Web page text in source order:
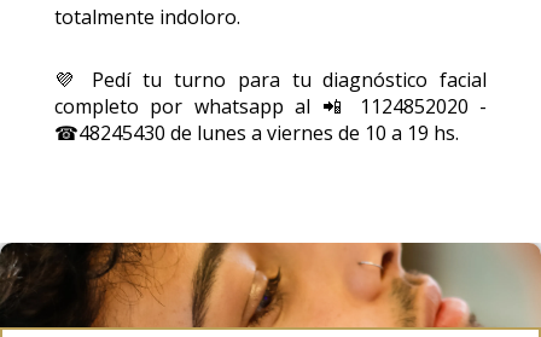
totalmente indoloro.
💜 Pedí tu turno para tu diagnóstico facial
completo por whatsapp al 📲 1124852020 -
☎48245430 de lunes a viernes de 10 a 19 hs.